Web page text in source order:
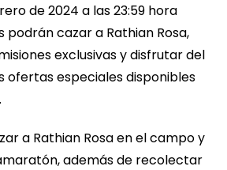
de 2024 a las 23:59 hora
podrán cazar a Rathian Rosa,
exclusivas y disfrutar del
ofertas especiales disponibles
a Rathian Rosa en el campo y
además de recolectar